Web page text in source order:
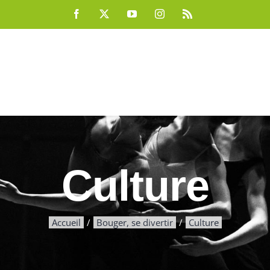
Facebook YouTubeInstagram
Culture
Accueil Bouger, se divertir Culture